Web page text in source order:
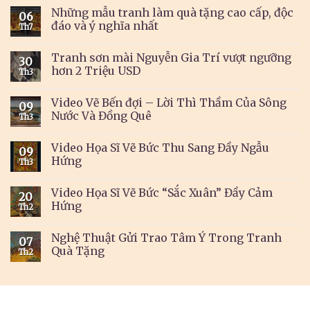
06
Th7
Những mẫu tranh làm quà tặng cao cấp, độc
đáo và ý nghĩa nhất
30
Th3
Tranh sơn mài Nguyễn Gia Trí vượt ngưỡng
hơn 2 Triệu USD
09
Th3
Video Vẽ Bến đợi – Lời Thì Thầm Của Sông
Nước Và Đồng Quê
09
Th3
Video Họa Sĩ Vẽ Bức Thu Sang Đầy Ngẫu
Hứng
20
Th2
Video Họa Sĩ Vẽ Bức “Sắc Xuân” Đầy Cảm
Hứng
07
Th2
Nghệ Thuật Gửi Trao Tâm Ý Trong Tranh
Quà Tặng